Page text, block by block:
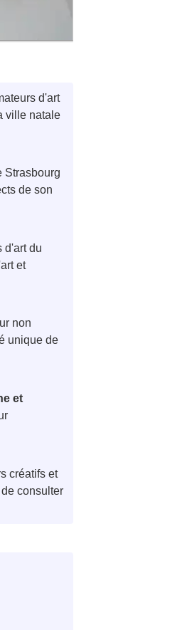
d'art
ville natale
Strasbourg
de son
d'art du
et
non
unique de
et
créatifs et
consulter